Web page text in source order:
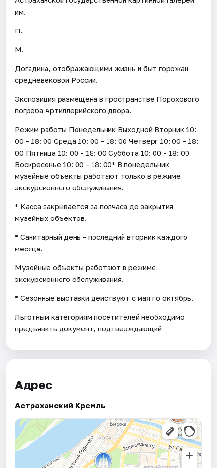
им.
П.
М.
Догадина, отображающими жизнь и быт горожан
средневековой России.
Экспозиция размещена в пространстве Порохового
погреба Артиллерийского двора.
Режим работы Понедельник Выходной Вторник 10:
00 - 18: 00 Среда 10: 00 - 18: 00 Четверг 10: 00 - 18:
00 Пятница 10: 00 - 18: 00 Суббота 10: 00 - 18: 00
Воскресенье 10: 00 - 18: 00* В понедельник
музейные объекты работают только в режиме
экскурсионного обслуживания.
* Касса закрывается за полчаса до закрытия
музейных объектов.
* Санитарный день - последний вторник каждого
месяца.
Музейные объекты работают в режиме
экскурсионного обслуживания.
* Cезонные выставки действуют с мая по октябрь.
Льготным категориям посетителей необходимо
предъявить документ, подтверждающий
Адрес
Астраханский Кремль